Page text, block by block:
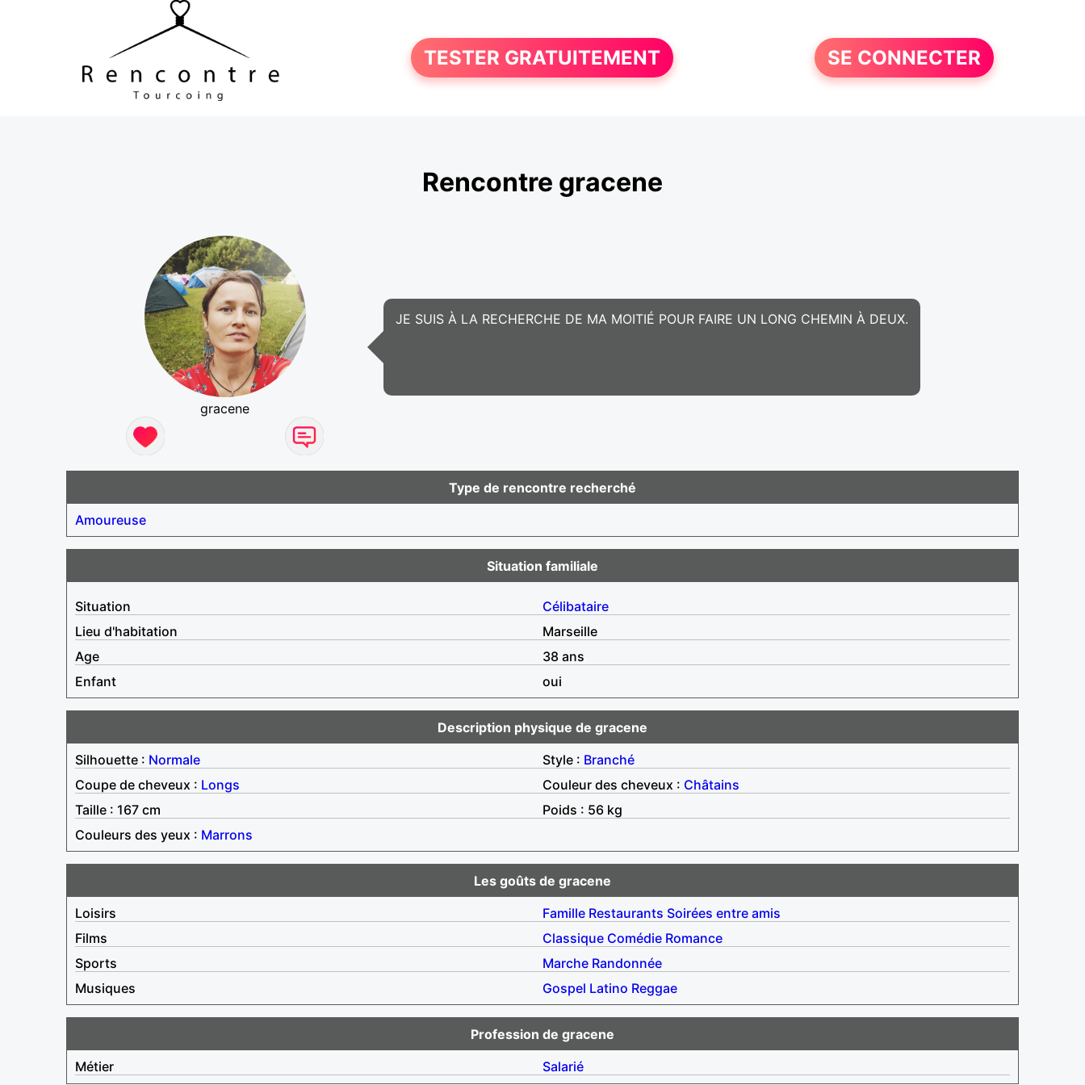
TESTER GRATUITEMENT SE CONNECTER
Rencontre gracene
gracene
JE SUIS À LA RECHERCHE DE MA MOITIÉ POUR FAIRE UN LONG CHEMIN À DEUX.
Type de rencontre recherché
Amoureuse
Situation familiale
Situation
Célibataire
Lieu d'habitation
Marseille
Age
38 ans
Enfant
oui
Description physique de gracene
Silhouette : Normale Style : Branché
Coupe de cheveux : Longs Couleur des cheveux : Châtains
Taille : 167 cm
Poids : 56 kg
Couleurs des yeux : Marrons
Les goûts de gracene
Loisirs
Famille Restaurants Soirées entre amis
Films
Classique Comédie Romance
Sports
Marche Randonnée
Musiques
Gospel Latino Reggae
Profession de gracene
Métier
Salarié